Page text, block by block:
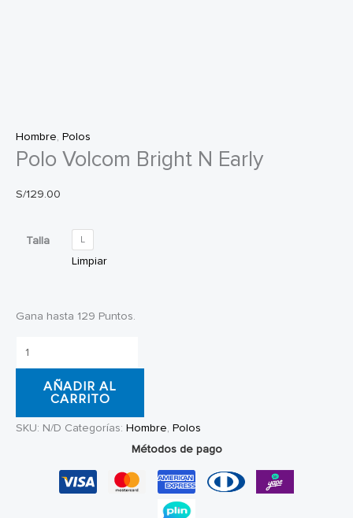
Hombre, Polos
Polo Volcom Bright N Early
S/129.00
Talla L
Limpiar
Gana hasta 129 Puntos.
Polo
Volcom
Bright
Early
AÑADIR AL
CARRITO
SKU: N/D Categorías: Hombre, Polos
Métodos de pago